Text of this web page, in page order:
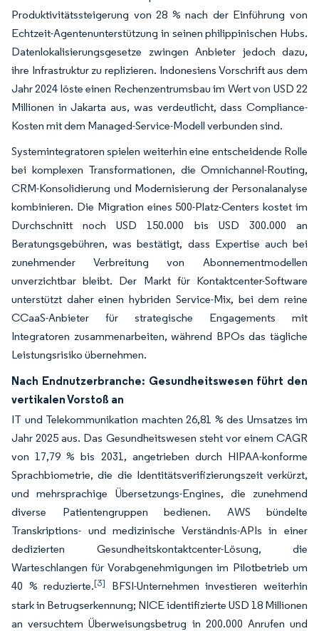
Produktivitätssteigerung von 28 % nach der Einführung von
Echtzeit-Agentenunterstützung in seinen philippinischen Hubs.
Datenlokalisierungsgesetze zwingen Anbieter jedoch dazu,
ihre Infrastruktur zu replizieren. Indonesiens Vorschrift aus dem
Jahr 2024 löste einen Rechenzentrumsbau im Wert von USD 22
Millionen in Jakarta aus, was verdeutlicht, dass Compliance-
Kosten mit dem Managed-Service-Modell verbunden sind.
Systemintegratoren spielen weiterhin eine entscheidende Rolle
bei komplexen Transformationen, die Omnichannel-Routing,
CRM-Konsolidierung und Modernisierung der Personalanalyse
kombinieren. Die Migration eines 500-Platz-Centers kostet im
Durchschnitt noch USD 150.000 bis USD 300.000 an
Beratungsgebühren, was bestätigt, dass Expertise auch bei
zunehmender Verbreitung von Abonnementmodellen
unverzichtbar bleibt. Der Markt für Kontaktcenter-Software
unterstützt daher einen hybriden Service-Mix, bei dem reine
CCaaS-Anbieter für strategische Engagements mit
Integratoren zusammenarbeiten, während BPOs das tägliche
Leistungsrisiko übernehmen.
Nach Endnutzerbranche: Gesundheitswesen führt den
vertikalen Vorstoß an
IT und Telekommunikation machten 26,81 % des Umsatzes im
Jahr 2025 aus. Das Gesundheitswesen steht vor einem CAGR
von 17,79 % bis 2031, angetrieben durch HIPAA-konforme
Sprachbiometrie, die die Identitätsverifizierungszeit verkürzt,
und mehrsprachige Übersetzungs-Engines, die zunehmend
diverse Patientengruppen bedienen. AWS bündelte
Transkriptions- und medizinische Verständnis-APIs in einer
dedizierten Gesundheitskontaktcenter-Lösung, die
Warteschlangen für Vorabgenehmigungen im Pilotbetrieb um
40 % reduzierte.[3]
BFSI-Unternehmen investieren weiterhin
stark in Betrugserkennung; NICE identifizierte USD 18 Millionen
an versuchtem Überweisungsbetrug in 200.000 Anrufen und